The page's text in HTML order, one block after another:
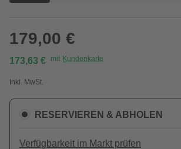
179,00 €
173,63 € mit Kundenkarte
Inkl. MwSt.
RESERVIEREN & ABHOLEN
Verfügbarkeit im Markt prüfen